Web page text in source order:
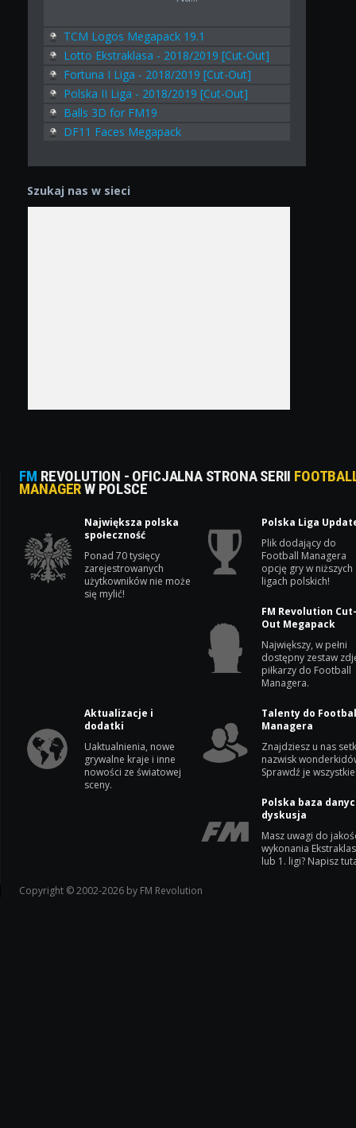
TCM Logos Megapack 19.1
Lotto Ekstraklasa - 2018/2019 [Cut-Out]
Fortuna I Liga - 2018/2019 [Cut-Out]
Polska II Liga - 2018/2019 [Cut-Out]
Balls 3D for FM19
DF11 Faces Megapack
Szukaj nas w sieci
FM REVOLUTION - OFICJALNA STRONA SERII
MANAGERW POLSCE
Największa polska
społeczność
Ponad 70 tysięcy
zarejestrowanych
użytkowników nie może
się mylić!
Polska Liga
Plik dodający do
Football Managera
opcję gry w niższych
ligach polskich!
FM Revolution
Out Megapack
Największy, w pełni
dostępny zestaw
piłkarzy do Football
Managera.
Aktualizacje i
dodatki
Uaktualnienia, nowe
grywalne kraje i inne
nowości ze światowej
sceny.
Talenty do
Managera
Znajdziesz u nas
nazwisk
Sprawdź je
Polska baza
dyskusja
Masz uwagi do
wykonania
lub 1. ligi? Napisz
Copyright © 2002-2026 by FM Revolution